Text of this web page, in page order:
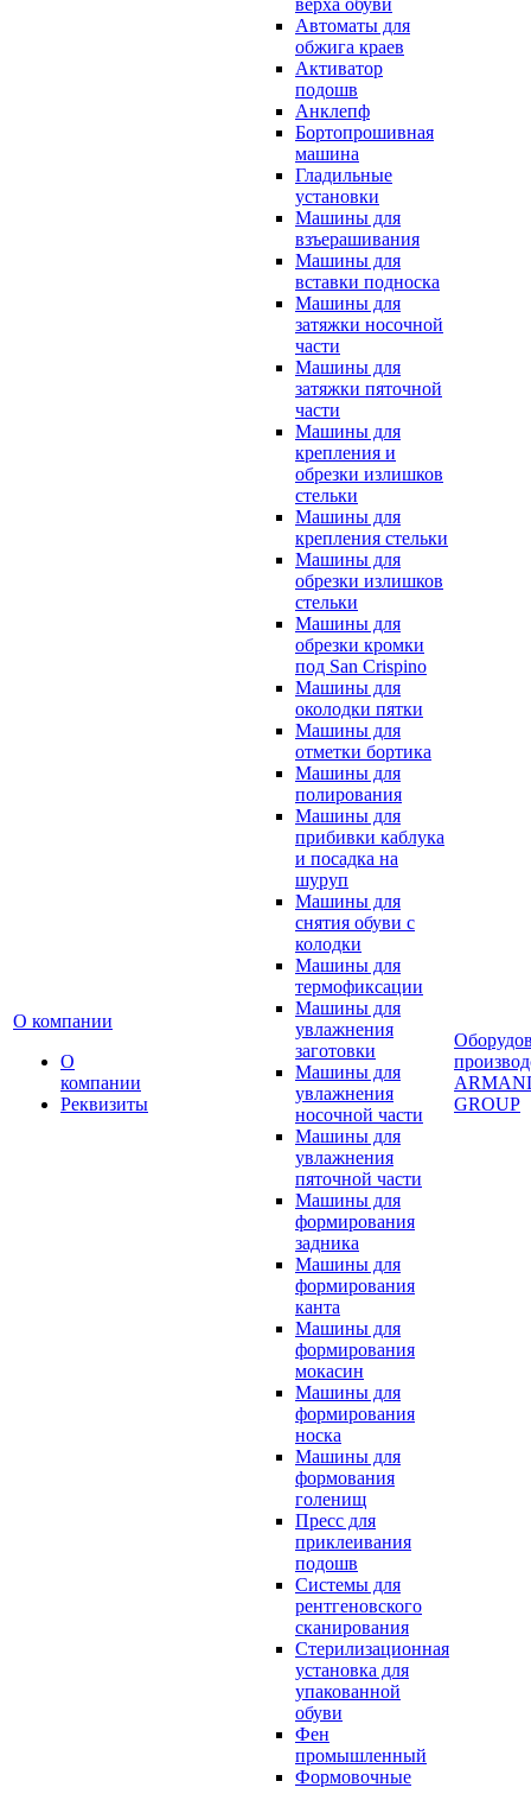
О компании
О
компании
Реквизиты
верха обуви
Автоматы для
обжига краев
Активатор
подошв
Анклепф
Бортопрошивная
машина
Гладильные
установки
Машины для
взъерашивания
Машины для
вставки подноска
Машины для
затяжки носочной
части
Машины для
затяжки пяточной
части
Машины для
крепления и
обрезки излишков
стельки
Машины для
крепления стельки
Машины для
обрезки излишков
стельки
Машины для
обрезки кромки
под San Crispino
Машины для
околодки пятки
Машины для
отметки бортика
Машины для
полирования
Машины для
прибивки каблука
и посадка на
шуруп
Машины для
снятия обуви с
колодки
Машины для
термофиксации
Машины для
увлажнения
заготовки
Машины для
увлажнения
носочной части
Машины для
увлажнения
пяточной части
Машины для
формирования
задника
Машины для
формирования
канта
Машины для
формирования
мокасин
Машины для
формирования
носка
Машины для
формования
голенищ
Пресс для
приклеивания
подошв
Системы для
рентгеновского
сканирования
Стерилизационная
установка для
упакованной
обуви
Фен
промышленный
Формовочные
GROUP